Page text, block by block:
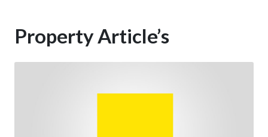
Property Article’s